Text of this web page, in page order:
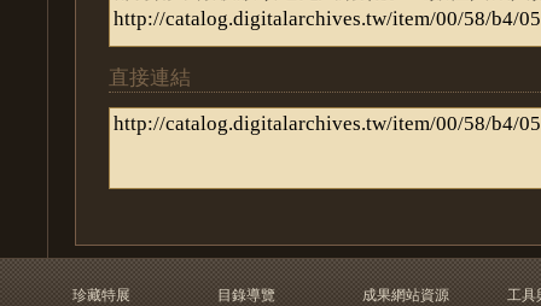
直接連結
珍藏特展
目錄導覽
成果網站資源
工具